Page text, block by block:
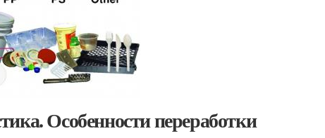
Особенности переработки